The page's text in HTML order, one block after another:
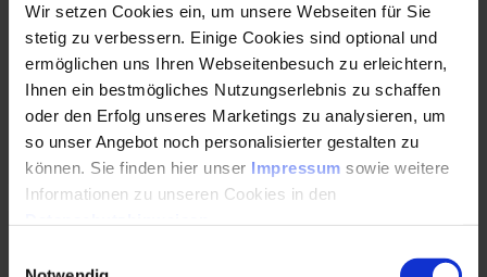
Wir setzen Cookies ein, um unsere Webseiten für Sie
stetig zu verbessern. Einige Cookies sind optional und
ermöglichen uns Ihren Webseitenbesuch zu erleichtern,
Ihnen ein bestmögliches Nutzungserlebnis zu schaffen
oder den Erfolg unseres Marketings zu analysieren, um
so unser Angebot noch personalisierter gestalten zu
können. Sie finden hier unser Impressum sowie weitere
Informationen zu unseren Cookies in den
25. – 26.02.2027
Hamburg
Alle Termine ansehen
Auch Inhouse buchbar
DETAILS & BUCHEN